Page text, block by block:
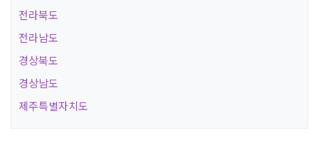
전라북도
전라남도
경상북도
경상남도
제주특별자치도